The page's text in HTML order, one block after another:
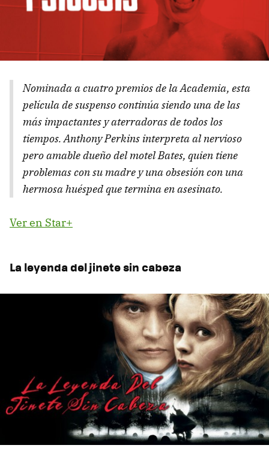
Nominada a cuatro premios de la Academia, esta
película de suspenso continúa siendo una de las
más impactantes y aterradoras de todos los
tiempos. Anthony Perkins interpreta al nervioso
pero amable dueño del motel Bates, quien tiene
problemas con su madre y una obsesión con una
hermosa huésped que termina en asesinato.
Ver en Star+
La leyenda del jinete sin cabeza